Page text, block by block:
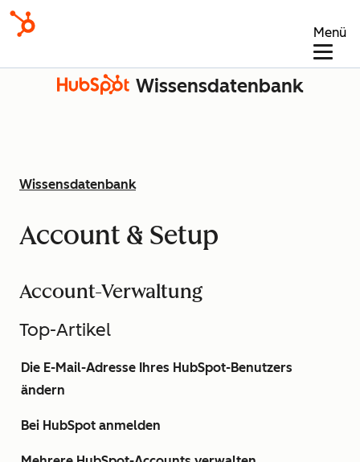
Menü
Wissensdatenbank
Wissensdatenbank
Account & Setup
Account-Verwaltung
Top-Artikel
Die E-Mail-Adresse Ihres HubSpot-Benutzers
ändern
Bei HubSpot anmelden